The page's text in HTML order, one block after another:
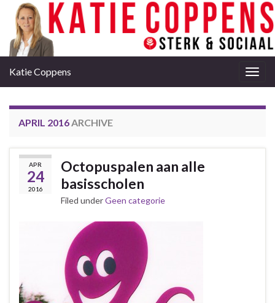
Katie Coppens
APRIL 2016ARCHIVE
APR
24
2016
Octopuspalen aan alle
basisscholen
Filed underGeen categorie